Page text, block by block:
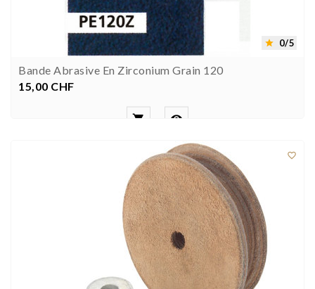
 0/5
Bande Abrasive En Zirconium Grain 120
Prezzo
15,00 CHF
 
